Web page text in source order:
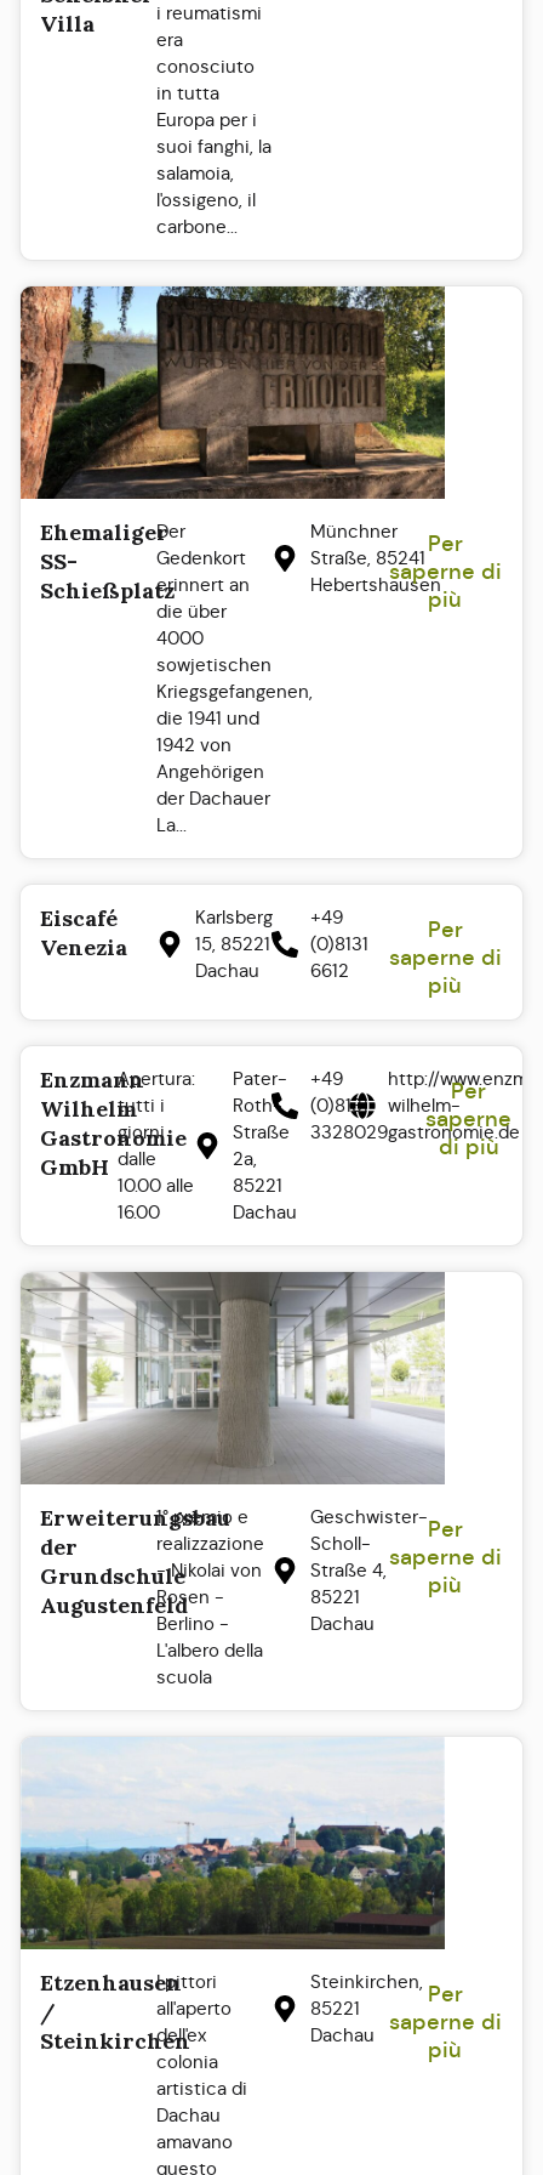
Villa
i reumatismi
era
conosciuto
in tutta
Europa per i
suoi fanghi, la
salamoia,
l'ossigeno, il
carbone...
Ehemaliger
SS-
Schießplatz
Der
Gedenkort
erinnert an
die über
4000
sowjetischen
Kriegsgefangenen,
die 1941 und
1942 von
Angehörigen
der Dachauer
La...
Münchner
Straße, 85241
Hebertshausen
Per
saperne di
più
Eiscafé
Venezia
Karlsberg
15, 85221
Dachau
+49
(0)8131
6612
Per
saperne di
più
Enzmann
Wilhelm
Gastronomie
GmbH
Apertura:
tutti i
giorni
dalle
10.00 alle
16.00
Pater-
Roth-
Straße
2a,
85221
Dachau
+49
(0)8131
3328029
http://
wilhelm-
gastronomie.de
Per
saperne
di più
Erweiterungsbau
der
Grundschule
Augustenfeld
1° premio e
realizzazione
- Nikolai von
Rosen -
Berlino -
L'albero della
scuola
Geschwister-
Scholl-
Straße 4,
85221
Dachau
Per
saperne di
più
Etzenhausen
/
Steinkirchen
I pittori
all'aperto
dell'ex
colonia
artistica di
Dachau
amavano
questo
Steinkirchen,
85221
Dachau
Per
saperne di
più